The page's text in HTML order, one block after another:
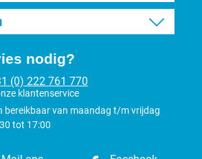
nodig?
(0) 222 761 770
klantenservice
bereikbaar van maandag t/m vrijdag
tot 17:00